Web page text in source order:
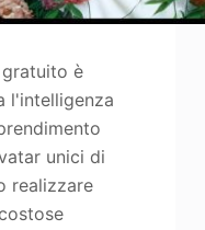
è
l'intelligenza
unici di
realizzare